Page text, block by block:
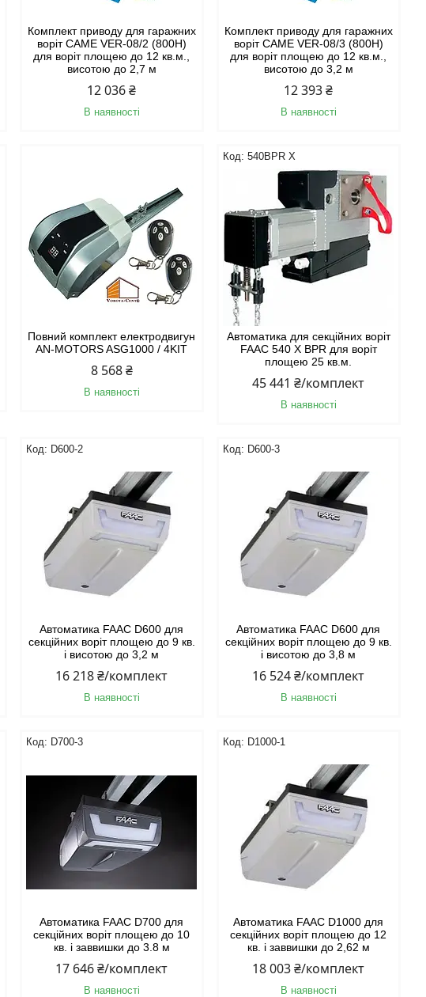
Комплект приводу для гаражних
воріт CAME VER-08/2 (800H)
для воріт площею до 12 кв.м.,
висотою до 2,7 м
12 036 ₴
В наявності
Комплект приводу для гаражних
воріт CAME VER-08/3 (800H)
для воріт площею до 12 кв.м.,
висотою до 3,2 м
12 393 ₴
В наявності
Повний комплект електродвигун
AN-MOTORS ASG1000 / 4KIT
8 568 ₴
В наявності
540BPR X
Автоматика для секційних воріт
FAAC 540 X BPR для воріт
площею 25 кв.м.
45 441 ₴/комплект
В наявності
D600-2
Автоматика FAAC D600 для
секційних воріт площею до 9 кв.
і висотою до 3,2 м
16 218 ₴/комплект
В наявності
D600-3
Автоматика FAAC D600 для
секційних воріт площею до 9 кв.
і висотою до 3,8 м
16 524 ₴/комплект
В наявності
D700-3
Автоматика FAAC D700 для
секційних воріт площею до 10
кв. і заввишки до 3.8 м
17 646 ₴/комплект
В наявності
D1000-1
Автоматика FAAC D1000 для
секційних воріт площею до 12
кв. і заввишки до 2,62 м
18 003 ₴/комплект
В наявності